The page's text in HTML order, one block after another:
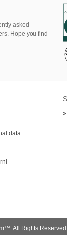
asked
Hope you find
data
»
All Rights Reserved